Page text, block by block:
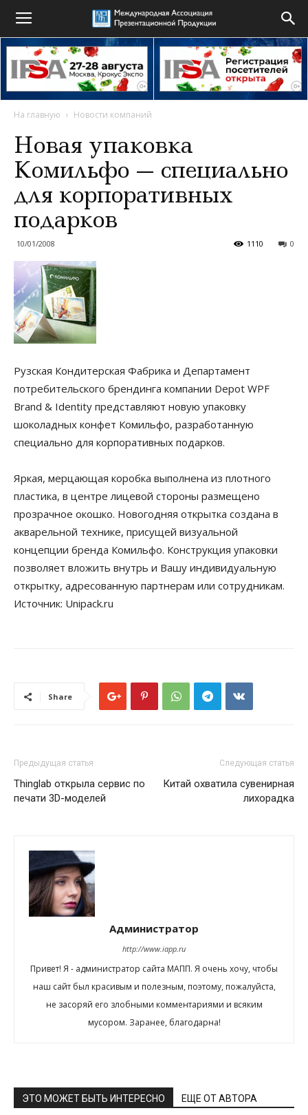
На главную Новости компаний
Новая упаковка
Комильфо — специально
для корпоративных
подарков
10/01/2008 0
1110
Рузская Кондитерская Фабрика и Департамент
потребительского брендинга компании Depot WPF
Brand & Identity представляют новую упаковку
шоколадных конфет Комильфо, разработанную
специально для корпоративных подарков.
Яркая, мерцающая коробка выполнена из плотного
пластика, в центре лицевой стороны размещено
прозрачное окошко. Новогодняя открытка создана в
акварельной технике, присущей визуальной
концепции бренда Комильфо. Конструкция упаковки
позволяет вложить внутрь и Вашу индивидуальную
открытку, адресованную партнерам или сотрудникам.
Источник: Unipack.ru
Share
Предыдущая статья
Thinglab открыла сервис по
печати 3D-моделей
Следующая статья
Китай охватила сувенирная
лихорадка
Администратор
http://www.iapp.ru
Привет! Я - администратор сайта МАПП. Я очень хочу, чтобы
наш сайт был красивым и полезным, поэтому, пожалуйста,
не засоряй его злобными комментариями и всяким
мусором. Заранее, благодарна!
ЭТО МОЖЕТ БЫТЬ ИНТЕРЕСНО ЕЩЕ ОТ АВТОРА